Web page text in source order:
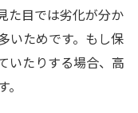
た目では劣化が分か
いためです。もし保
いたりする場合、高